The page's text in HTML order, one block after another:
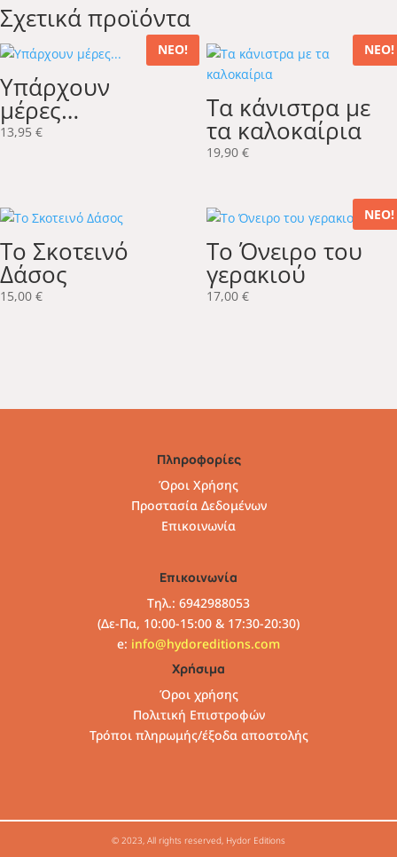
Σχετικά προϊόντα
ΝΕΟ!
Υπάρχουν
μέρες…
13,95 €
ΝΕΟ!
Τα κάνιστρα με
τα καλοκαίρια
19,90 €
Το Σκοτεινό
Δάσος
15,00 €
ΝΕΟ!
Το Όνειρο του
γερακιού
17,00 €
Πληροφορίες
Όροι Χρήσης
Προστασία Δεδομένων
Επικοινωνία
Επικοινωνία
Τηλ.: 6942988053
(Δε-Πα, 10:00-15:00 & 17:30-20:30)
e: info@hydoreditions.com
Χρήσιμα
Όροι χρήσης
Πολιτική Επιστροφών
Τρόποι πληρωμής/έξοδα αποστολής
© 2023, All rights reserved, Hydor Editions